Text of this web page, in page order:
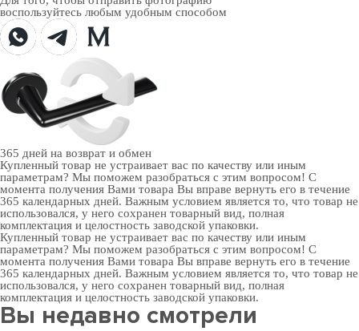
воспользуйтесь любым удобным способом
365 дней на возврат и обмен
Купленный товар не устраивает вас по качеству или иным
параметрам? Мы поможем разобраться с этим вопросом! С
момента получения Вами товара Вы вправе вернуть его в течение
365 календарных дней. Важным условием является то, что товар не
использовался, у него сохранен товарный вид, полная
комплектация и целостность заводской упаковки.
Купленный товар не устраивает вас по качеству или иным
параметрам? Мы поможем разобраться с этим вопросом! С
момента получения Вами товара Вы вправе вернуть его в течение
365 календарных дней. Важным условием является то, что товар не
использовался, у него сохранен товарный вид, полная
комплектация и целостность заводской упаковки.
Вы недавно смотрели